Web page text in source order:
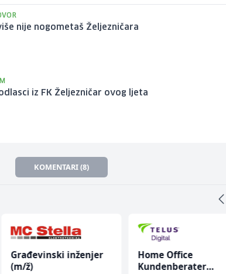
nije nogometaš Željezničara
iz FK Željezničar ovog ljeta
KOMENTARI (8)
Građevinski inženjer
(m/ž)
Home Office
Kundenberater